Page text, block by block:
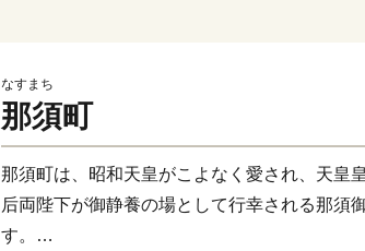
なすまち
那須町
那須町は、昭和天皇がこよなく愛され、天皇
后両陛下が御静養の場として行幸される那須
す。